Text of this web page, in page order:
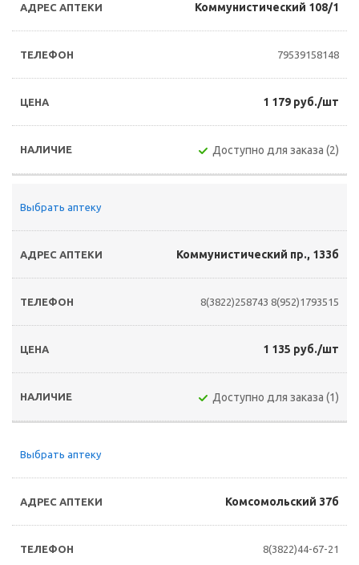
Коммунистический 108/1
79539158148
1 179 руб./шт
Доступно для заказа (2)
Выбрать аптеку
Коммунистический пр., 133б
8(3822)258743 8(952)1793515
1 135 руб./шт
Доступно для заказа (1)
Выбрать аптеку
Комсомольский 37б
8(3822)44-67-21